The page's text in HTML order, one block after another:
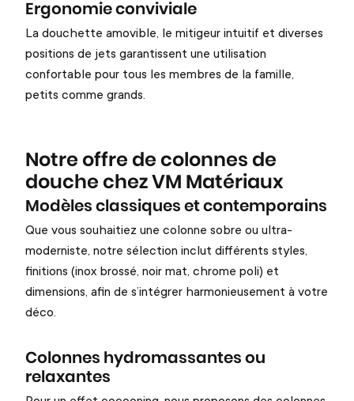
Ergonomie conviviale
La douchette amovible, le mitigeur intuitif et diverses
positions de jets garantissent une utilisation
confortable pour tous les membres de la famille,
petits comme grands.
Notre offre de colonnes de
douche chez VM Matériaux
Modèles classiques et contemporains
Que vous souhaitiez une colonne sobre ou ultra-
moderniste, notre sélection inclut différents styles,
finitions (inox brossé, noir mat, chrome poli) et
dimensions, afin de s’intégrer harmonieusement à votre
déco.
Colonnes hydromassantes ou
relaxantes